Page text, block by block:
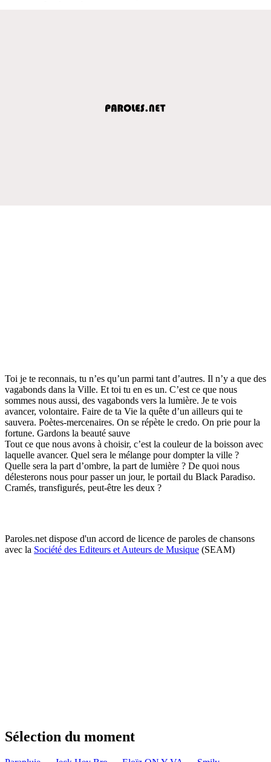
Toi je te reconnais, tu n’es qu’un parmi tant d’autres. Il n’y a que des
vagabonds dans la Ville. Et toi tu en es un. C’est ce que nous
sommes nous aussi, des vagabonds vers la lumière. Je te vois
avancer, volontaire. Faire de ta Vie la quête d’un ailleurs qui te
sauvera. Poètes-mercenaires. On se répète le credo. On prie pour la
fortune. Gardons la beauté sauve
Tout ce que nous avons à choisir, c’est la couleur de la boisson avec
laquelle avancer. Quel sera le mélange pour dompter la ville ?
Quelle sera la part d’ombre, la part de lumière ? De quoi nous
délesterons nous pour passer un jour, le portail du Black Paradiso.
Cramés, transfigurés, peut-être les deux ?
Paroles.net dispose d'un accord de licence de paroles de chansons
avec la Société des Editeurs et Auteurs de Musique (SEAM)
Sélection du moment